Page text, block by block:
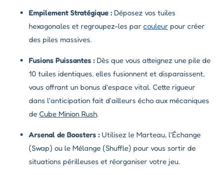
Empilement Stratégique : Déposez vos tuiles
hexagonales et regroupez-les par couleur pour créer
des piles massives.
Fusions Puissantes : Dès que vous atteignez une pile de
10 tuiles identiques, elles fusionnent et disparaissent,
vous offrant un bonus d'espace vital. Cette rigueur
dans l'anticipation fait d'ailleurs écho aux mécaniques
de Cube Minion Rush.
Arsenal de Boosters : Utilisez le Marteau, l'Échange
(Swap) ou le Mélange (Shuffle) pour vous sortir de
situations périlleuses et réorganiser votre jeu.